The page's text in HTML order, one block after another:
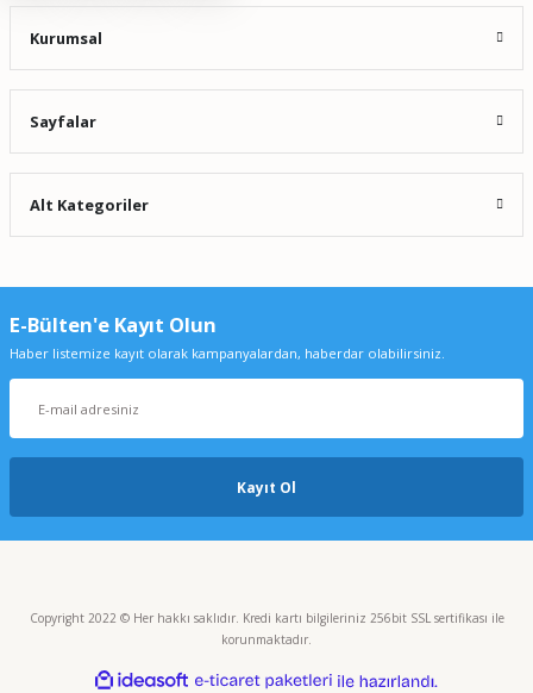
Kurumsal
Sayfalar
Alt Kategoriler
E-Bülten'e Kayıt Olun
Haber listemize kayıt olarak kampanyalardan, haberdar olabilirsiniz.
Kayıt Ol
Copyright 2022 © Her hakkı saklıdır. Kredi kartı bilgileriniz 256bit SSL sertifikası ile
korunmaktadır.
ideasoft
e-